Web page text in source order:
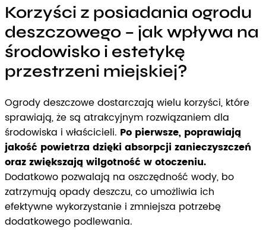
Korzyści z posiadania ogrodu
deszczowego – jak wpływa na
środowisko i estetykę
przestrzeni miejskiej?
Ogrody deszczowe dostarczają wielu korzyści, które
sprawiają, że są atrakcyjnym rozwiązaniem dla
środowiska i właścicieli. Po pierwsze, poprawiają
jakość powietrza dzięki absorpcji zanieczyszczeń
oraz zwiększają wilgotność w otoczeniu.
Dodatkowo pozwalają na oszczędność wody, bo
zatrzymują opady deszczu, co umożliwia ich
efektywne wykorzystanie i zmniejsza potrzebę
dodatkowego podlewania.